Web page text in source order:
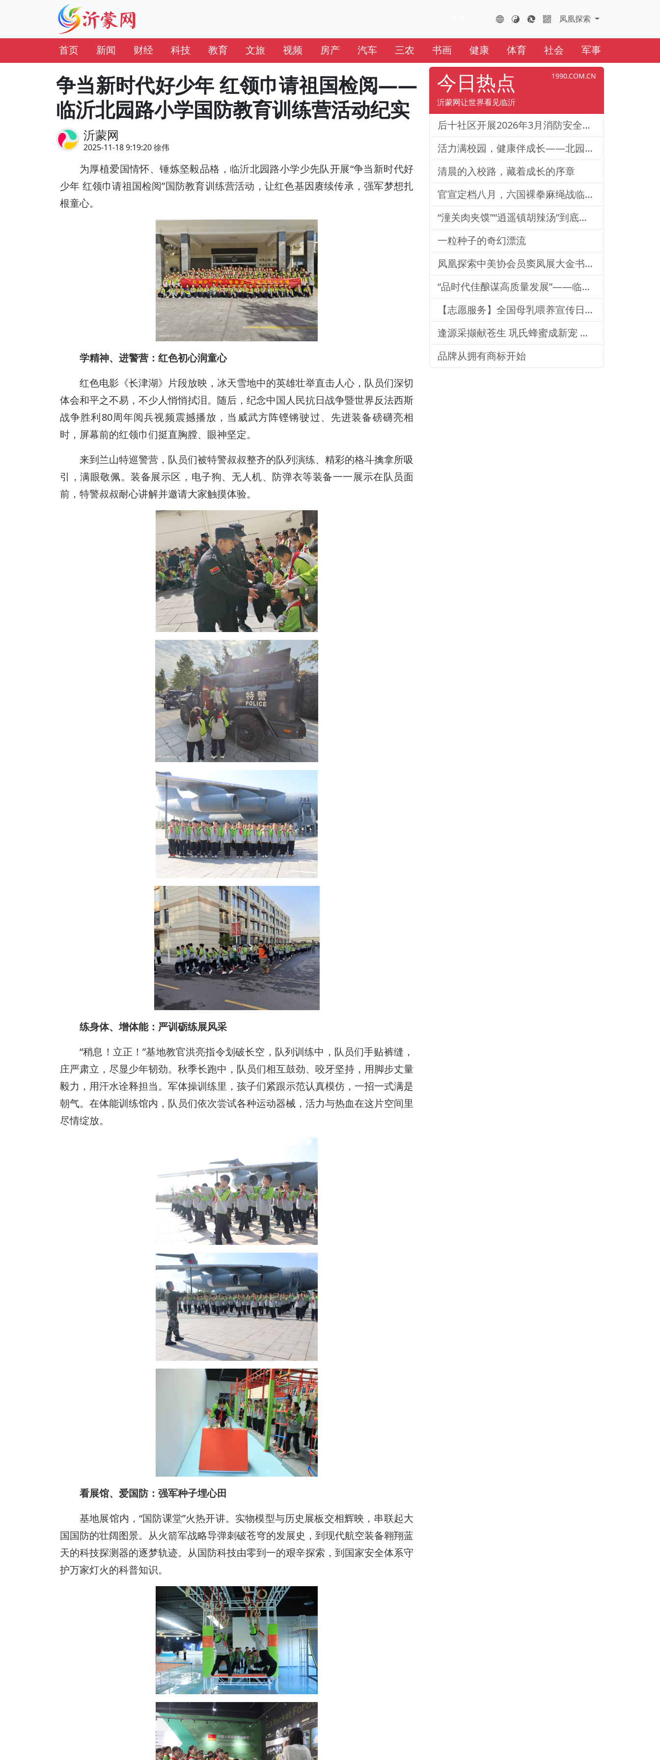
FHTS.CN
凤凰探索 凤凰云全球互联网
首页 新闻 财经 科技 教育 文旅 视频 房产 汽车 三农 书画 健康 体育 社会 军事
争当新时代好少年 红领巾请祖国检阅——
临沂北园路小学国防教育训练营活动纪实
沂蒙网
2025-11-18 9:19:20 徐伟
为厚植爱国情怀、锤炼坚毅品格，临沂北园路小学少先队开展“争当新时代好
少年 红领巾请祖国检阅”国防教育训练营活动，让红色基因赓续传承，强军梦想扎
根童心。
学精神、进警营：红色初心润童心
红色电影《长津湖》片段放映，冰天雪地中的英雄壮举直击人心，队员们深切
体会和平之不易，不少人悄悄拭泪。随后，纪念中国人民抗日战争暨世界反法西斯
战争胜利80周年阅兵视频震撼播放，当威武方阵铿锵驶过、先进装备磅礴亮相
时，屏幕前的红领巾们挺直胸膛、眼神坚定。
来到兰山特巡警营，队员们被特警叔叔整齐的队列演练、精彩的格斗擒拿所吸
引，满眼敬佩。装备展示区，电子狗、无人机、防弹衣等装备一一展示在队员面
前，特警叔叔耐心讲解并邀请大家触摸体验。
练身体、增体能：严训砺练展风采
“稍息！立正！”基地教官洪亮指令划破长空，队列训练中，队员们手贴裤缝，
庄严肃立，尽显少年韧劲。秋季长跑中，队员们相互鼓劲、咬牙坚持，用脚步丈量
毅力，用汗水诠释担当。军体操训练里，孩子们紧跟示范认真模仿，一招一式满是
朝气。在体能训练馆内，队员们依次尝试各种运动器械，活力与热血在这片空间里
尽情绽放。
看展馆、爱国防：强军种子埋心田
基地展馆内，“国防课堂”火热开讲。实物模型与历史展板交相辉映，串联起大
国国防的壮阔图景。从火箭军战略导弹刺破苍穹的发展史，到现代航空装备翱翔蓝
天的科技探测器的逐梦轨迹。从国防科技由零到一的艰辛探索，到国家安全体系守
护万家灯火的科普知识。
今日热点 1990.COM.CN
沂蒙网让世界看见临沂
后十社区开展2026年3月消防安全演练活动
活力满校园，健康伴成长——北园路小学一二年级体质训练纪实
清晨的入校路，藏着成长的序章
官宣定档八月，六国裸拳麻绳战临沂巅峰对决！2026铁拳武风·红韵临沂国际巅峰搏击赛新闻发布会举行
“潼关肉夹馍”“逍遥镇胡辣汤”到底还能不能用？官方回
一粒种子的奇幻漂流
凤凰探索中美协会员窦凤展大金书画集绘就艺术传奇
“品时代佳酿谋高质量发展”——临沂老区高质量发展论坛暨贵州茅台酒（精品）主题活动圆满落幕
【志愿服务】全国母乳喂养宣传日：山东医专附属医院志愿者深入社区宣传母乳喂养健康知识
逢源采撷献苍生 巩氏蜂蜜成新宠 和善润物品牌就 养怡之福在沂蒙
品牌从拥有商标开始